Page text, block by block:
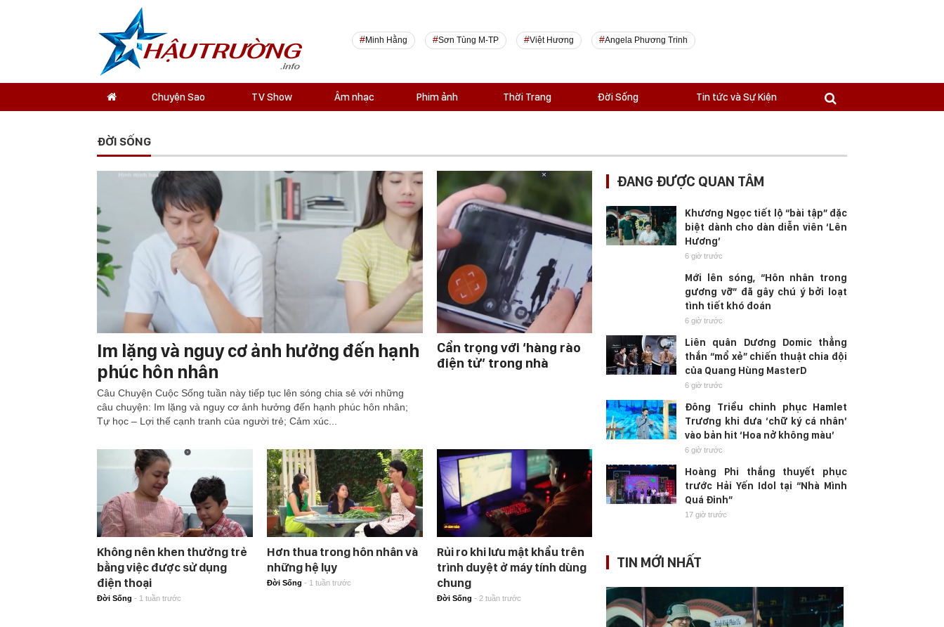
Minh Hằng Sơn Tùng M-TP Việt Hương Angela Phương Trinh
Chuyện Sao TV Show Âm nhạc Phim ảnh Thời Trang Đời Sống Tin tức và Sự Kiện
ĐỜI SỐNG
Im lặng và nguy cơ ảnh hưởng đến hạnh
phúc hôn nhân
Câu Chuyện Cuộc Sống tuần này tiếp tục lên sóng chia sẻ với những
câu chuyện: Im lặng và nguy cơ ảnh hưởng đến hạnh phúc hôn nhân;
Tự học – Lợi thế cạnh tranh của người trẻ; Cảm xúc...
Cẩn trọng với ‘hàng rào
điện tử’ trong nhà
Không nên khen thưởng trẻ
bằng việc được sử dụng
điện thoại
Đời Sống - 1 tuần trước
Hơn thua trong hôn nhân và
những hệ lụy
Đời Sống - 1 tuần trước
Rủi ro khi lưu mật khẩu trên
trình duyệt ở máy tính dùng
chung
Đời Sống - 2 tuần trước
ĐANG ĐƯỢC QUAN TÂM
Khương Ngọc tiết lộ “bài tập” đặc
biệt dành cho dàn diễn viên ‘Lên
Hương’
6 giờ trước
Mới lên sóng, “Hôn nhân trong
gương vỡ” đã gây chú ý bởi loạt
tình tiết khó đoán
6 giờ trước
Liên quân Dương Domic thẳng
thắn “mổ xẻ” chiến thuật chia đội
của Quang Hùng MasterD
6 giờ trước
Đông Triều chinh phục Hamlet
Trương khi đưa ‘chữ ký cá nhân’
vào bản hit ‘Hoa nở không màu’
6 giờ trước
Hoàng Phi thắng thuyết phục
trước Hải Yến Idol tại “Nhà Mình
Quá Đỉnh”
17 giờ trước
TIN MỚI NHẤT